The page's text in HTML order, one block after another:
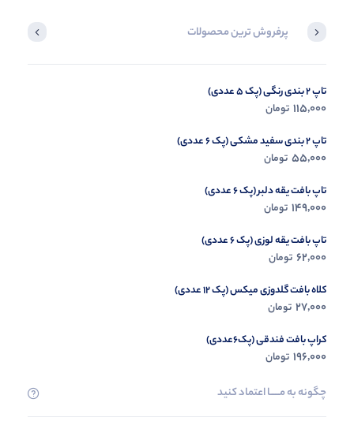
پرفروش ترین محصولات
تاپ 2 بندی رنگی (پک 5 عددی)
115,000 تومان
تاپ 2 بندی سفید مشکی (پک 6 عددی)
55,000 تومان
تاپ بافت یقه دلبر (پک 6 عددی)
149,000 تومان
تاپ بافت یقه لوزی (پک 6 عددی)
62,000 تومان
کلاه بافت گلدوزی میکس (پک 12 عددی)
27,000 تومان
کراپ بافت فندقی (پک6عددی)
196,000 تومان
ست نخی چاپ سنتی خورشید (پک 6 عددی)
355,000 تومان
چگونه به مــــــا اعتماد کنید